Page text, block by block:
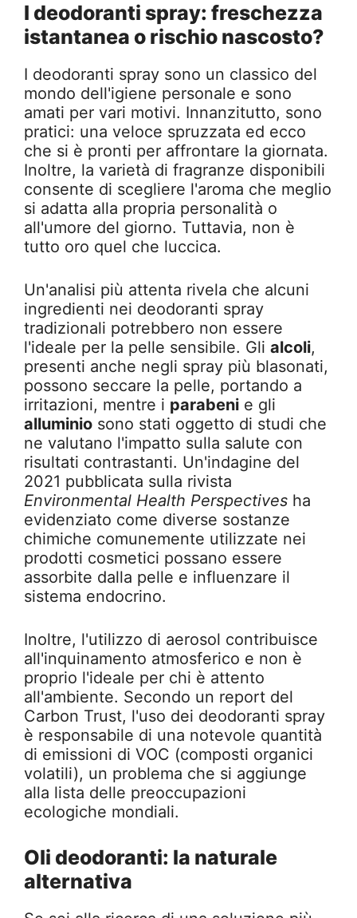
I deodoranti spray: freschezza
istantanea o rischio nascosto?
I deodoranti spray sono un classico del
mondo dell'igiene personale e sono
amati per vari motivi. Innanzitutto, sono
pratici: una veloce spruzzata ed ecco
che si è pronti per affrontare la giornata.
Inoltre, la varietà di fragranze disponibili
consente di scegliere l'aroma che meglio
si adatta alla propria personalità o
all'umore del giorno. Tuttavia, non è
tutto oro quel che luccica.
Un'analisi più attenta rivela che alcuni
ingredienti nei deodoranti spray
tradizionali potrebbero non essere
l'ideale per la pelle sensibile. Gli alcoli,
presenti anche negli spray più blasonati,
possono seccare la pelle, portando a
irritazioni, mentre i parabeni e gli
alluminio sono stati oggetto di studi che
ne valutano l'impatto sulla salute con
risultati contrastanti. Un'indagine del
2021 pubblicata sulla rivista
Environmental Health Perspectives ha
evidenziato come diverse sostanze
chimiche comunemente utilizzate nei
prodotti cosmetici possano essere
assorbite dalla pelle e influenzare il
sistema endocrino.
Inoltre, l'utilizzo di aerosol contribuisce
all'inquinamento atmosferico e non è
proprio l'ideale per chi è attento
all'ambiente. Secondo un report del
Carbon Trust, l'uso dei deodoranti spray
è responsabile di una notevole quantità
di emissioni di VOC (composti organici
volatili), un problema che si aggiunge
alla lista delle preoccupazioni
ecologiche mondiali.
Oli deodoranti: la naturale
alternativa